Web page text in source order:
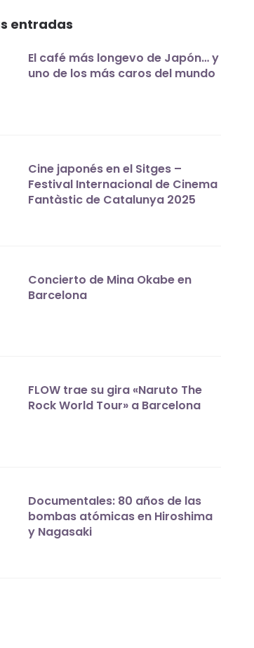
entradas
El café más longevo de Japón… y
uno de los más caros del mundo
Cine japonés en el Sitges –
Festival Internacional de Cinema
Fantàstic de Catalunya 2025
Concierto de Mina Okabe en
Barcelona
FLOW trae su gira «Naruto The
Rock World Tour» a Barcelona
Documentales: 80 años de las
bombas atómicas en Hiroshima
y Nagasaki